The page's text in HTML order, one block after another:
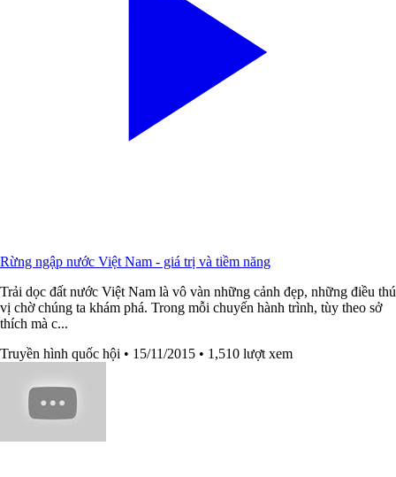
Rừng ngập nước Việt Nam - giá trị và tiềm năng
Trải dọc đất nước Việt Nam là vô vàn những cảnh đẹp, những điều thú
vị chờ chúng ta khám phá. Trong mỗi chuyến hành trình, tùy theo sở
thích mà c...
Truyền hình quốc hội • 15/11/2015 • 1,510 lượt xem